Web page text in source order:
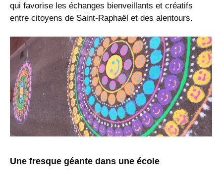
qui favorise les échanges bienveillants et créatifs
entre citoyens de Saint-Raphaël et des alentours.
Une fresque géante dans une école